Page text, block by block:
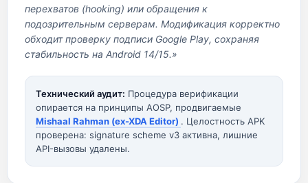
перехватов (hooking) или обращения к
подозрительным серверам. Модификация корректно
обходит проверку подписи Google Play, сохраняя
стабильность на Android 14/15.»
Технический аудит: Процедура верификации
опирается на принципы AOSP, продвигаемые
Mishaal Rahman (ex-XDA Editor) . Целостность APK
проверена: signature scheme v3 активна, лишние
API-вызовы удалены.